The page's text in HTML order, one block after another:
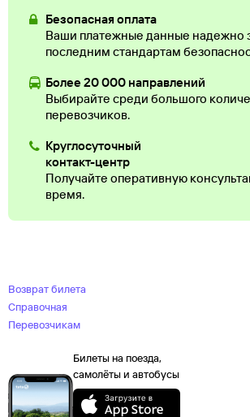
Безопасная оплата
Ваши платежные данные надежно
последним стандартам
Более 20 000 направлений
Выбирайте среди большого
перевозчиков.
Круглосуточный
контакт-центр
Получайте оперативную
время.
Возврат билета
Справочная
Перевозчикам
Билеты на поезда,
самолёты и автобусы